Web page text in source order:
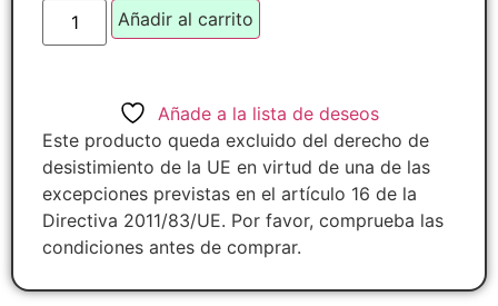
Añadir al carrito
Añade a la lista de deseos
Este producto queda excluido del derecho de
desistimiento de la UE en virtud de una de las
excepciones previstas en el artículo 16 de la
Directiva 2011/83/UE. Por favor, comprueba las
condiciones antes de comprar.